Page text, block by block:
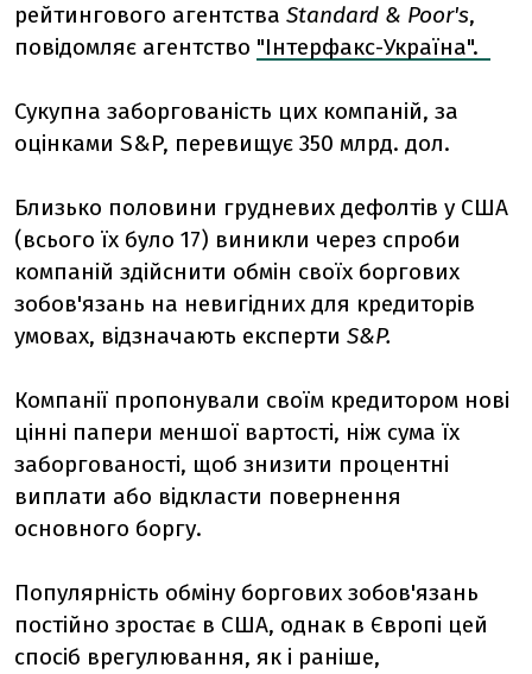
рейтингового агентства Standard & Poor's,
повідомляє агентство "Інтерфакс-Україна".
Сукупна заборгованість цих компаній, за
оцінками S&P, перевищує 350 млрд. дол.
Близько половини грудневих дефолтів у США
(всього їх було 17) виникли через спроби
компаній здійснити обмін своїх боргових
зобов'язань на невигідних для кредиторів
умовах, відзначають експерти S&P.
Компанії пропонували своїм кредитором нові
цінні папери меншої вартості, ніж сума їх
заборгованості, щоб знизити процентні
виплати або відкласти повернення
основного боргу.
Популярність обміну боргових зобов'язань
постійно зростає в США, однак в Європі цей
спосіб врегулювання, як і раніше,